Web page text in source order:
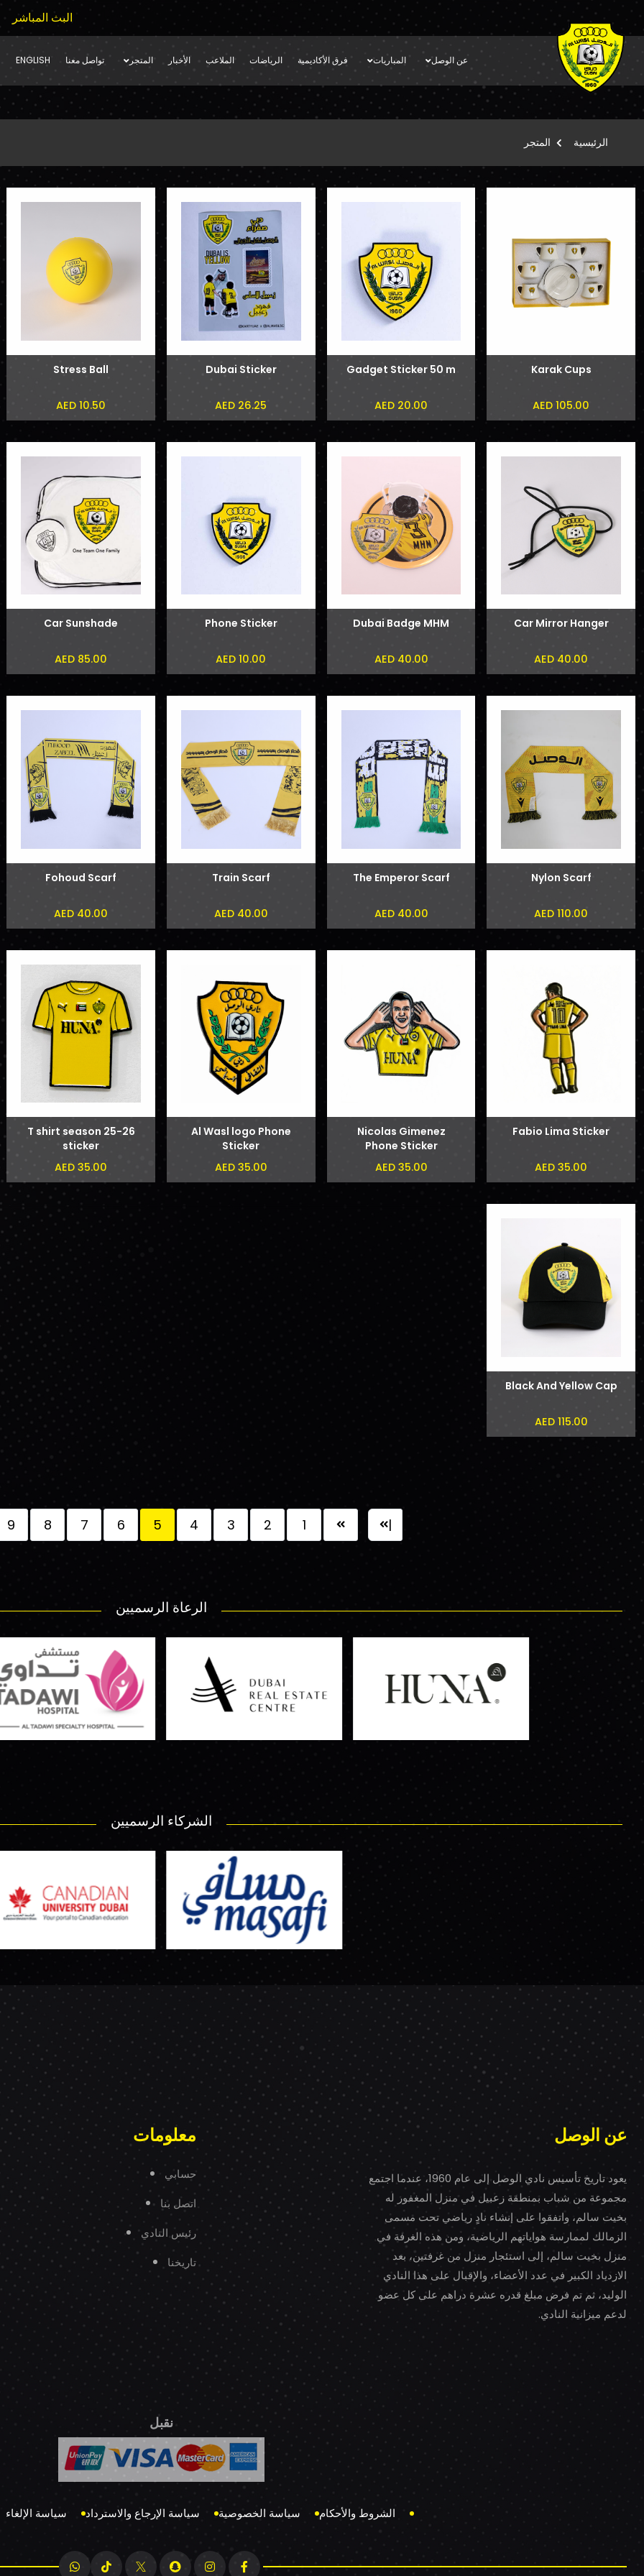
البث المباشر
عن الوصل المباريات فرق الأكاديمية الرياضات الملاعب الأخبار المتجر تواصل معنا ENGLISH
الرئيسية المتجر
Karak Cups
AED 105.00
Gadget Sticker 50 m
AED 20.00
Dubai Sticker
AED 26.25
Stress Ball
AED 10.50
Car Mirror Hanger
AED 40.00
Dubai Badge MHM
AED 40.00
Phone Sticker
AED 10.00
Car Sunshade
AED 85.00
Nylon Scarf
AED 110.00
The Emperor Scarf
AED 40.00
Train Scarf
AED 40.00
Fohoud Scarf
AED 40.00
Fabio Lima Sticker
AED 35.00
Nicolas Gimenez
Phone Sticker
AED 35.00
Al Wasl logo Phone
Sticker
AED 35.00
T shirt season 25-26
sticker
AED 35.00
Black And Yellow Cap
AED 115.00
|
1
2
3
4
5
6
7
8
9
الرعاة الرسميين
الشركاء الرسميين
عن الوصل
يعود تاريخ تأسيس نادي الوصل إلى عام 1960، عندما اجتمع
مجموعة من شباب بمنطقة زعبيل في منزل المغفور له
بخيت سالم، واتفقوا على إنشاء نادٍ رياضي تحت مسمى
الزمالك لممارسة هواياتهم الرياضية، ومن هذه الغرفة في
منزل بخيت سالم، إلى استئجار منزل من غرفتين، بعد
الازدياد الكبير في عدد الأعضاء، والإقبال على هذا النادي
الوليد، ثم تم فرض مبلغ قدره عشرة دراهم على كل عضو
لدعم ميزانية النادي.
معلومات
حسابي
اتصل بنا
رئيس النادي
تاريخنا
نقبل
الشروط والأحكام سياسة الخصوصية سياسة الإرجاع والاسترداد سياسة الإلغاء